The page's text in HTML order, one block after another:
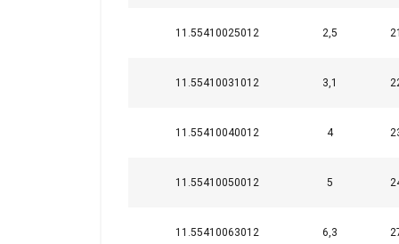
11.55410025012 2,5
11.55410031012 3,1
11.55410040012 4
11.55410050012 5
11.55410063012 6,3
We gebruiken
delen ook
kunnen